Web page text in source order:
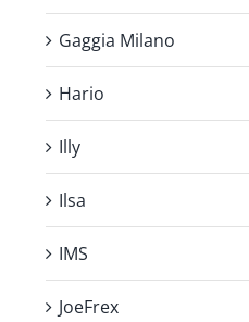
Gaggia Milano
Hario
Illy
Ilsa
IMS
JoeFrex